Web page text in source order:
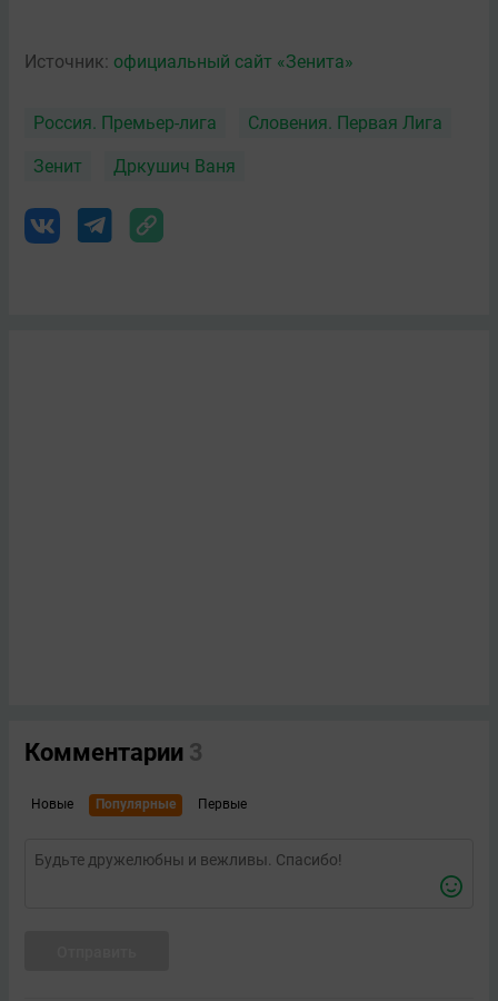
Источник: официальный сайт «Зенита»
Россия. Премьер-лига Словения. Первая Лига
Зенит Дркушич Ваня
Комментарии 3
Новые Популярные Первые